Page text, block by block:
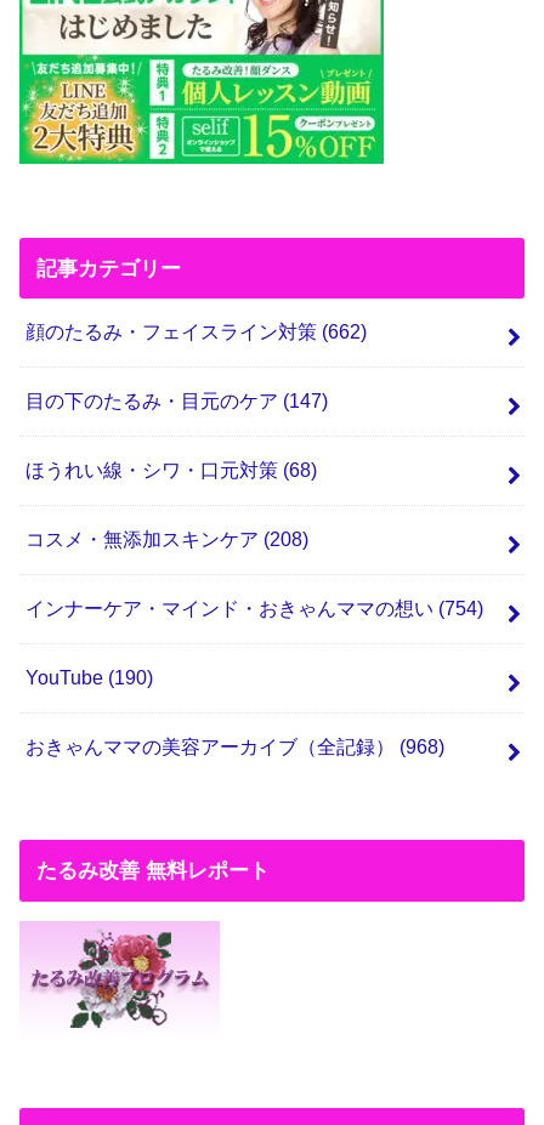
記事カテゴリー
顔のたるみ・フェイスライン対策 (662)
目の下のたるみ・目元のケア (147)
ほうれい線・シワ・口元対策 (68)
コスメ・無添加スキンケア (208)
インナーケア・マインド・おきゃんママの想い (754)
YouTube (190)
おきゃんママの美容アーカイブ（全記録） (968)
たるみ改善 無料レポート